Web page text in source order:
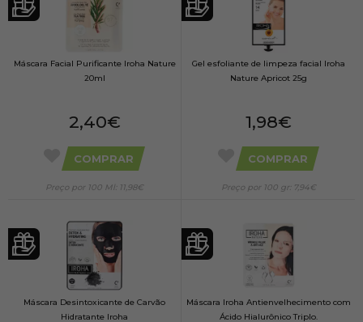
Máscara Facial Purificante Iroha Nature
20ml
2,40€
COMPRAR
Preço por 100 Ml: 11,98€
Gel esfoliante de limpeza facial Iroha
Nature Apricot 25g
1,98€
COMPRAR
Preço por 100 gr: 7,94€
Máscara Desintoxicante de Carvão
Hidratante Iroha
Máscara Iroha Antienvelhecimento com
Ácido Hialurônico Triplo.